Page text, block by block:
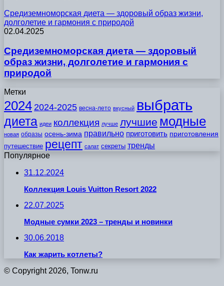
Средиземноморская диета — здоровый образ жизни,
долголетие и гармония с природой
02.04.2025
Средиземноморская диета — здоровый
образ жизни, долголетие и гармония с
природой
Метки
2024 2024-2025 весна-лето вкусный выбрать
диета идеи коллекция лучше лучшие модные
новая образы осень-зима правильно приготовить приготовления
путешествие рецепт салат секреты тренды
Популярное
31.12.2024
Коллекция Louis Vuitton Resort 2022
22.07.2025
Модные сумки 2023 – тренды и новинки
30.06.2018
Как жарить котлеты?
© Copyright 2026, Tonw.ru